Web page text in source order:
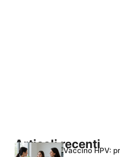
Articoli recenti
Vaccino HPV: